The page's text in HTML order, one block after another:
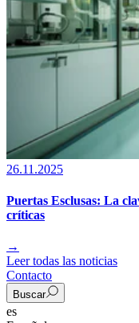
26.11.2025
Puertas Esclusas: La
críticas
→
Leer todas las noticias
Contacto
Buscar
es